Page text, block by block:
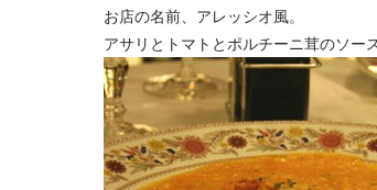
お店の名前、アレッシオ風。
アサリとトマトとポルチーニ茸のソー